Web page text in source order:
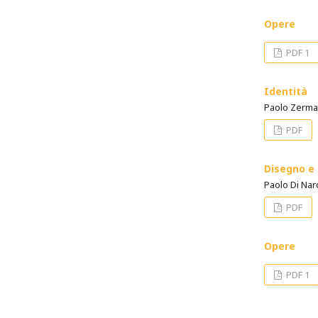
Opere
PDF 1
Identità
Paolo
PDF
Disegno
Paolo Di
PDF
Opere
PDF 1